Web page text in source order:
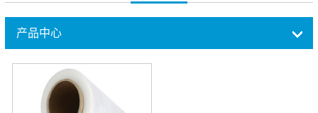
产品中心